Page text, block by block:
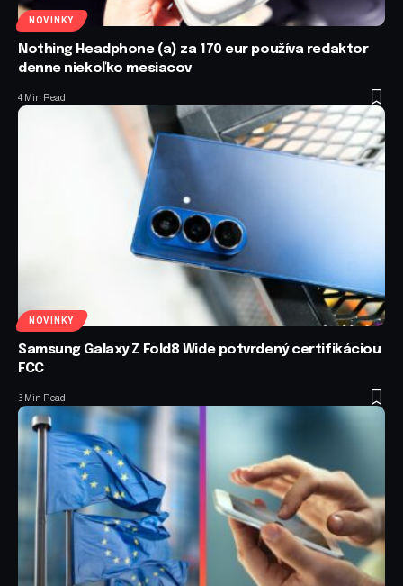
NOVINKY
Nothing Headphone (a) za 170 eur používa redaktor
denne niekoľko mesiacov
4 Min Read
NOVINKY
Samsung Galaxy Z Fold8 Wide potvrdený certifikáciou
FCC
3 Min Read